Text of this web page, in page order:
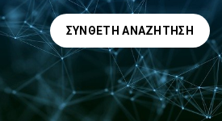
ΣΎΝΘΕΤΗ ΑΝΑΖΉΤΗΣΗ